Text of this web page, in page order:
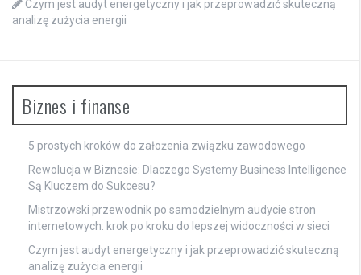
Czym jest audyt energetyczny i jak przeprowadzić skuteczną
analizę zużycia energii
Biznes i finanse
5 prostych kroków do założenia związku zawodowego
Rewolucja w Biznesie: Dlaczego Systemy Business Intelligence
Są Kluczem do Sukcesu?
Mistrzowski przewodnik po samodzielnym audycie stron
internetowych: krok po kroku do lepszej widoczności w sieci
Czym jest audyt energetyczny i jak przeprowadzić skuteczną
analizę zużycia energii